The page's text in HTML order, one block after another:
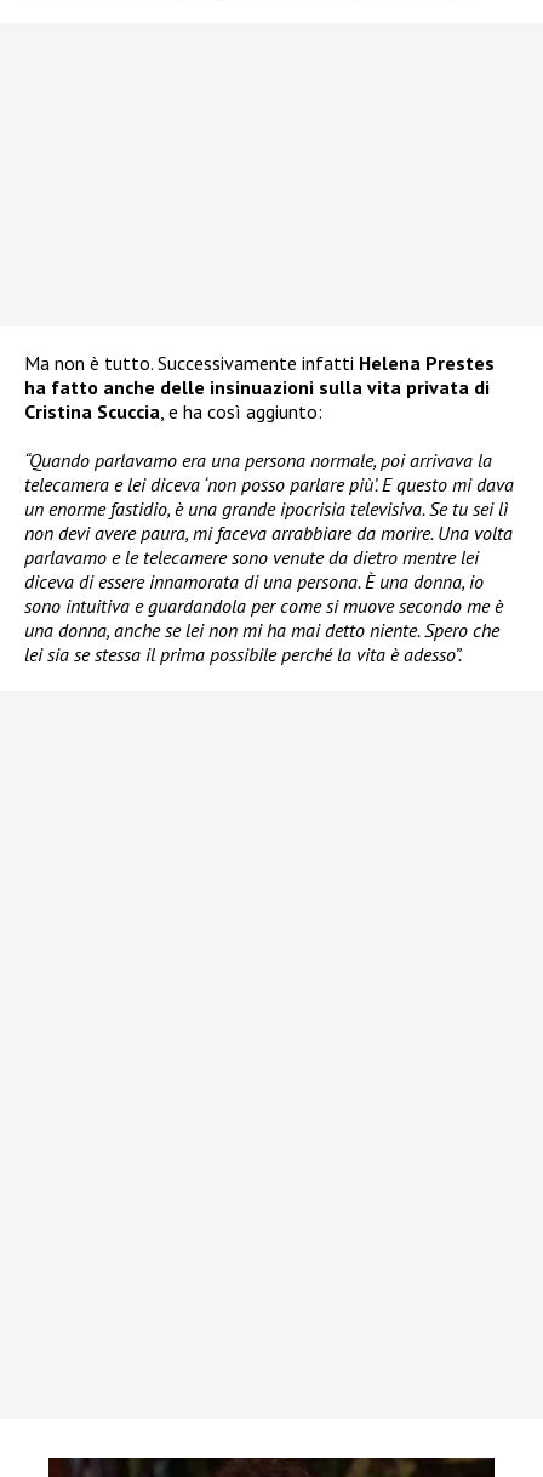
Ma non è tutto. Successivamente infatti Helena Prestes
ha fatto anche delle insinuazioni sulla vita privata di
Cristina Scuccia , e ha così aggiunto:
“Quando parlavamo era una persona normale, poi arrivava la
telecamera e lei diceva ‘non posso parlare più’. E questo mi dava
un enorme fastidio, è una grande ipocrisia televisiva. Se tu sei lì
non devi avere paura, mi faceva arrabbiare da morire. Una volta
parlavamo e le telecamere sono venute da dietro mentre lei
diceva di essere innamorata di una persona. È una donna, io
sono intuitiva e guardandola per come si muove secondo me è
una donna, anche se lei non mi ha mai detto niente. Spero che
lei sia se stessa il prima possibile perché la vita è adesso”.